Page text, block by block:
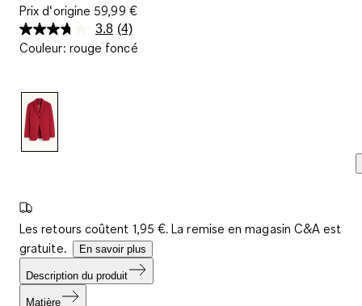
Prix d‘origine 59,99 €
3.8 Lire
4
(4)
Couleur: rouge foncé
Les retours coûtent 1,95 €. La remise en magasin C&A est
gratuite.
En savoir plus
Description du produit
Matière